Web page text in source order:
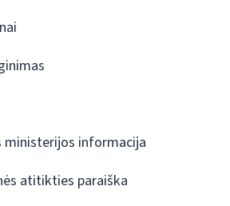
ministerijos informacija
atitikties paraiška